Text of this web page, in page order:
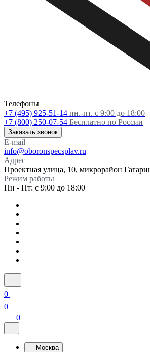
Телефоны
+7 (495) 925-51-14 пн.-пт. с 9:00 до 18:00
+7 (800) 250-07-54 Бесплатно по России
Заказать звонок
E-mail
info@oboronspecsplav.ru
Адрес
Проектная улица, 10, микрорайон
Режим работы
Пн - Пт: с 9:00 до 18:00
0
0
0
Москва